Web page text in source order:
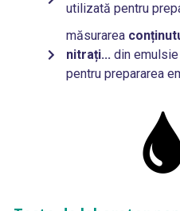
utilizată pentru
măsurarea
nitrați... din
pentru prepararea